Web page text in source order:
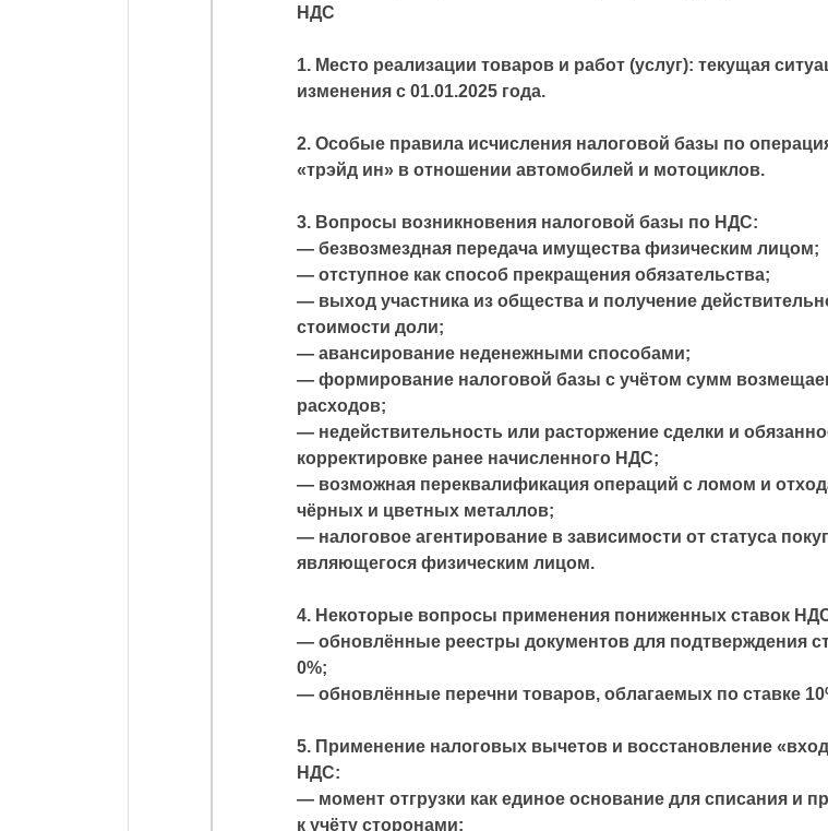
НДС
1. Место реализации товаров и работ (услуг): текущая
изменения с 01.01.2025 года.
2. Особые правила исчисления налоговой базы по
«трэйд ин» в отношении автомобилей и мотоциклов.
3. Вопросы возникновения налоговой базы по НДС:
— безвозмездная передача имущества физическим лицом;
— отступное как способ прекращения обязательства;
— выход участника из общества и получение
стоимости доли;
— авансирование неденежными способами;
— формирование налоговой базы с учётом сумм
расходов;
— недействительность или расторжение сделки и
корректировке ранее начисленного НДС;
— возможная переквалификация операций с ломом и
чёрных и цветных металлов;
— налоговое агентирование в зависимости от статуса
являющегося физическим лицом.
4. Некоторые вопросы применения пониженных ставок
— обновлённые реестры документов для подтверждения
0%;
— обновлённые перечни товаров, облагаемых по ставке
5. Применение налоговых вычетов и восстановление
НДС:
— момент отгрузки как единое основание для списания и
к учёту сторонами;